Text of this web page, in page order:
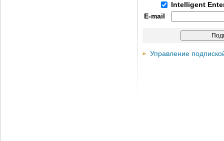
Intelligent
E-mail
Управление